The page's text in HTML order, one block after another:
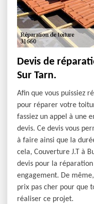
Devis de
Sur Tarn.
Afin que vous puissiez
pour réparer votre
fassiez un appel à une
devis. Ce devis vous
à faire ainsi que la
cela, Couverture J.T à
devis pour la
engagement. De
prix pas cher pour que
réaliser ce projet.